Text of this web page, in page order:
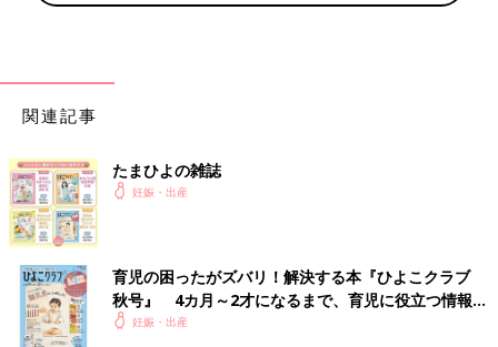
10:30
助産師さんと麻酔科の先生と談笑する余裕あり
左効き目弱いかも？
11:30
子宮口6-7センチくらい
左側の麻酔の効きが悪いから背中の管を調整してもらう
12:00
昼食
関連記事
たまひよの雑誌
妊娠・出産
育児の困ったがズバリ！解決する本『ひよこクラブ
秋号』 4カ月～2才になるまで、育児に役立つ情報が
いっぱい！
妊娠・出産